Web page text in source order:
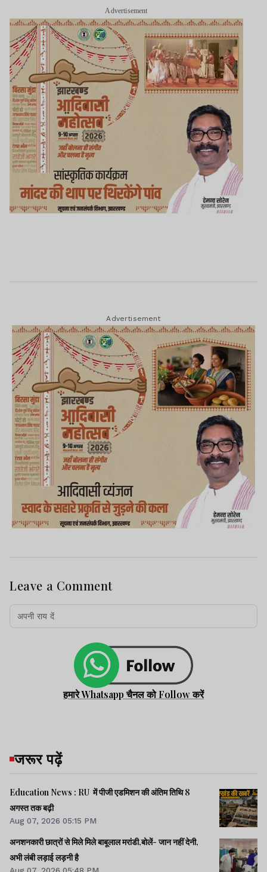
Advertisement
Advertisement
Leave a Comment
हमारे Whatsapp चैनल को Follow करें
जरूर पढ़ें
Education News : RU में पीजी एडमिशन की अंतिम तिथि 8
अगस्त तक बढ़ी
Aug 07, 2026 05:15 PM
अनशनकारी छात्रों से मिले मिले बाबूलाल मरांडी,बोलें- जान नहीं देनी,
अभी लंबी लड़ाई लड़नी है
Aug 07, 2026 05:48 PM